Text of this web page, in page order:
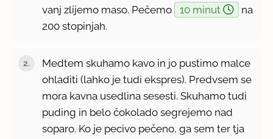
vanj zlijemo maso. Pečemo
10 minut
na
200 stopinjah.
Medtem skuhamo kavo in jo pustimo malce
ohladiti (lahko je tudi ekspres). Predvsem se
mora kavna usedlina sesesti. Skuhamo tudi
puding in belo čokolado segrejemo nad
soparo. Ko je pecivo pečeno, ga sem ter tja